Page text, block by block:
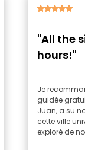
"All the
hours!"
Je
guidée
Juan, a su
cette ville
exploré de